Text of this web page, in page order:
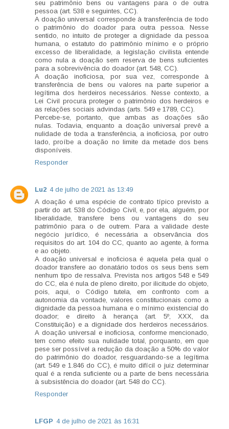
seu patrimônio bens ou vantagens para o de outra
pessoa (art. 538 e seguintes, CC).
A doação universal corresponde à transferência de todo
o patrimônio do doador para outra pessoa. Nesse
sentido, no intuito de proteger a dignidade da pessoa
humana, o estatuto do patrimônio mínimo e o próprio
excesso de liberalidade, a legislação civilista entende
como nula a doação sem reserva de bens suficientes
para a sobrevivência do doador (art. 548, CC).
A doação inoficiosa, por sua vez, corresponde à
transferência de bens ou valores na parte superior a
legítima dos herdeiros necessários. Nesse contexto, a
Lei Civil procura proteger o patrimônio dos herdeiros e
as relações sociais advindas (arts. 549 e 1789, CC).
Percebe-se, portanto, que ambas as doações são
nulas. Todavia, enquanto a doação universal prevê a
nulidade de toda a transferência, a inoficiosa, por outro
lado, proíbe a doação no limite da metade dos bens
disponíveis.
Responder
Lu2 4 de julho de 2021 às 13:49
A doação é uma espécie de contrato típico previsto a
partir do art. 538 do Código Civil, e, por ela, alguém, por
liberalidade, transfere bens ou vantagens do seu
patrimônio para o de outrem. Para a validade deste
negócio jurídico, é necessária a observância dos
requisitos do art. 104 do CC, quanto ao agente, à forma
e ao objeto.
A doação universal e inoficiosa é aquela pela qual o
doador transfere ao donatário todos os seus bens sem
nenhum tipo de ressalva. Prevista nos artigos 548 e 549
do CC, ela é nula de pleno direito, por ilicitude do objeto,
pois, aqui, o Código tutela, em confronto com a
autonomia da vontade, valores constitucionais como a
dignidade da pessoa humana e o mínimo existencial do
doador; e direito à herança (art. 5º, XXX, da
Constituição) e a dignidade dos herdeiros necessários.
A doação universal e inoficiosa, conforme mencionado,
tem como efeito sua nulidade total, porquanto, em que
pese ser possível a redução da doação a 50% do valor
do patrimônio do doador, resguardando-se a legítima
(art. 549 e 1.846 do CC), é muito difícil o juiz determinar
qual é a renda suficiente ou a parte de bens necessária
à subsistência do doador (art. 548 do CC).
Responder
LFGP 4 de julho de 2021 às 16:31